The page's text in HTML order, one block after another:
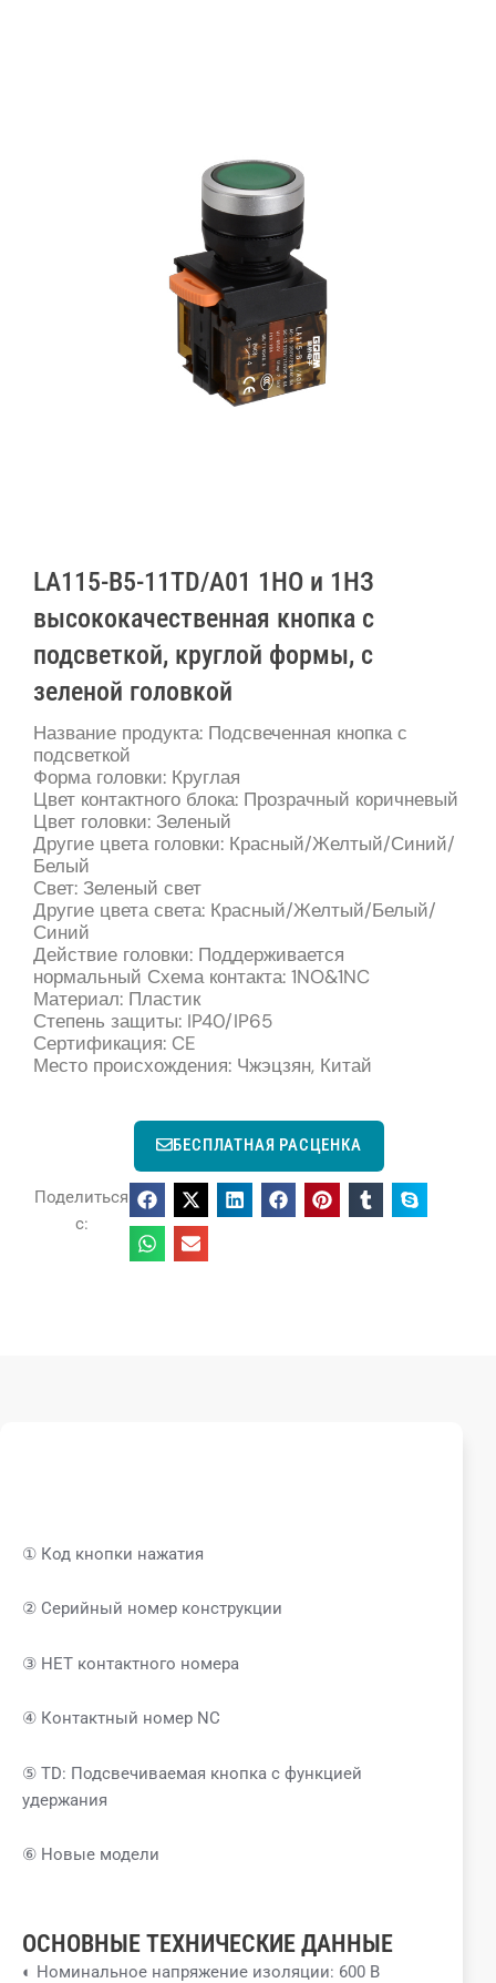
LA115-B5-11TD/A01 1НО и 1НЗ
высококачественная кнопка с
подсветкой, круглой формы, с
зеленой головкой
Название продукта: Подсвеченная кнопка с
подсветкой
Форма головки: Круглая
Цвет контактного блока: Прозрачный коричневый
Цвет головки: Зеленый
Другие цвета головки: Красный/Желтый/Синий/
Белый
Свет: Зеленый свет
Другие цвета света: Красный/Желтый/Белый/
Синий
Действие головки: Поддерживается
нормальный Схема контакта: 1NO&1NC
Материал: Пластик
Степень защиты: IP40/IP65
Сертификация: CE
Место происхождения: Чжэцзян, Китай
БЕСПЛАТНАЯ РАСЦЕНКА
Поделиться
с:
① Код кнопки нажатия
② Серийный номер конструкции
③ НЕТ контактного номера
④ Контактный номер NC
⑤ TD: Подсвечиваемая кнопка с функцией
удержания
⑥ Новые модели
ОСНОВНЫЕ ТЕХНИЧЕСКИЕ ДАННЫЕ
◐ Номинальное напряжение изоляции: 600 В